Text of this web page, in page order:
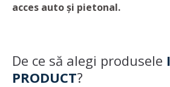
acces auto și pietonal.
De ce să alegi produsele
PRODUCT?